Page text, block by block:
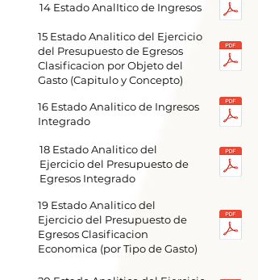
14 Estado AnalItico de Ingresos
15 Estado Analitico del Ejercicio
del Presupuesto de Egresos
Clasificacion por Objeto del
Gasto (Capitulo y Concepto)
16 Estado Analitico de Ingresos
Integrado
18 Estado Analitico del
Ejercicio del Presupuesto de
Egresos Integrado
19 Estado Analitico del
Ejercicio del Presupuesto de
Egresos Clasificacion
Economica (por Tipo de Gasto)